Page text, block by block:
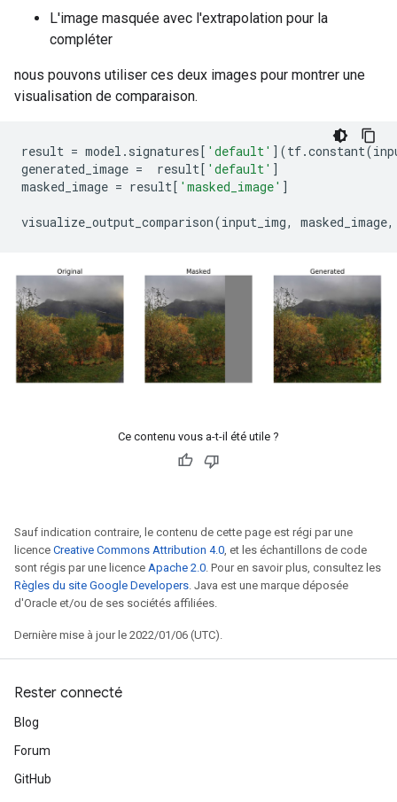
L'image masquée avec l'extrapolation pour la
compléter
nous pouvons utiliser ces deux images pour montrer une
visualisation de comparaison.
result = model . signatures[ 'default' ](tf.constant(
generated_image = result[ 'default' ]
masked_image = result[ 'masked_image' ]
visualize_output_comparison(input_img, masked_image,
Ce contenu vous a-t-il été utile ?
Sauf indication contraire, le contenu de cette page est régi par une
licence Creative Commons Attribution 4.0 , et les échantillons de code
sont régis par une licence Apache 2.0 . Pour en savoir plus, consultez les
Règles du site Google Developers . Java est une marque déposée
d'Oracle et/ou de ses sociétés affiliées.
Dernière mise à jour le 2022/01/06 (UTC).
Rester connecté
Blog
Forum
GitHub